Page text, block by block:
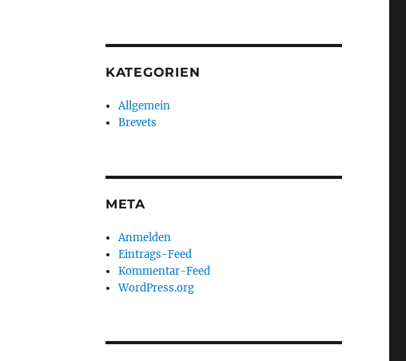
KATEGORIEN
Allgemein
Brevets
META
Anmelden
Eintrags-Feed
Kommentar-Feed
WordPress.org